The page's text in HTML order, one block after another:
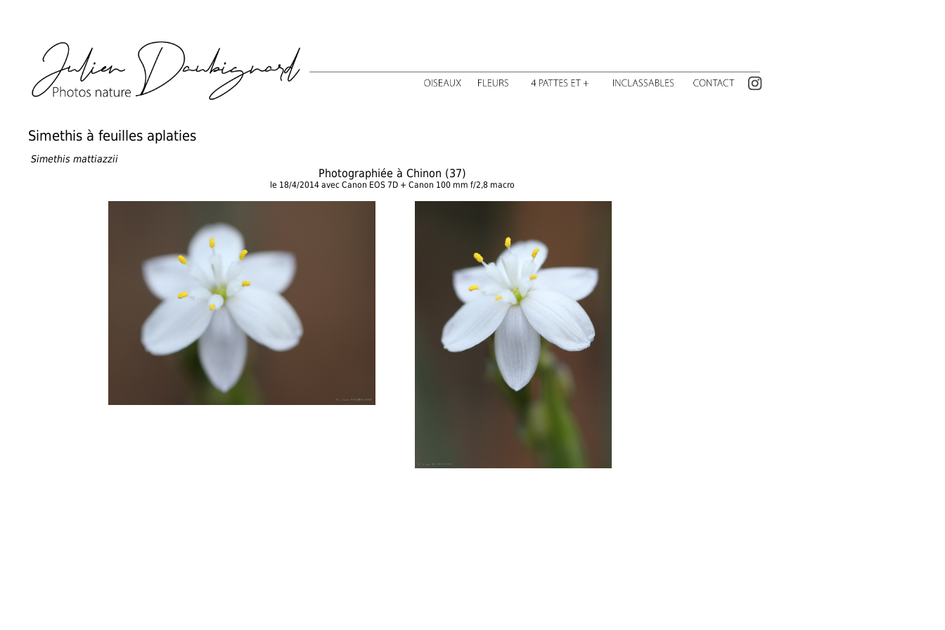
Simethis à feuilles aplaties
Simethis mattiazzii
Photographiée à Chinon (37)
le 18/4/2014 avec Canon EOS 7D + Canon 100 mm f/2,8 macro